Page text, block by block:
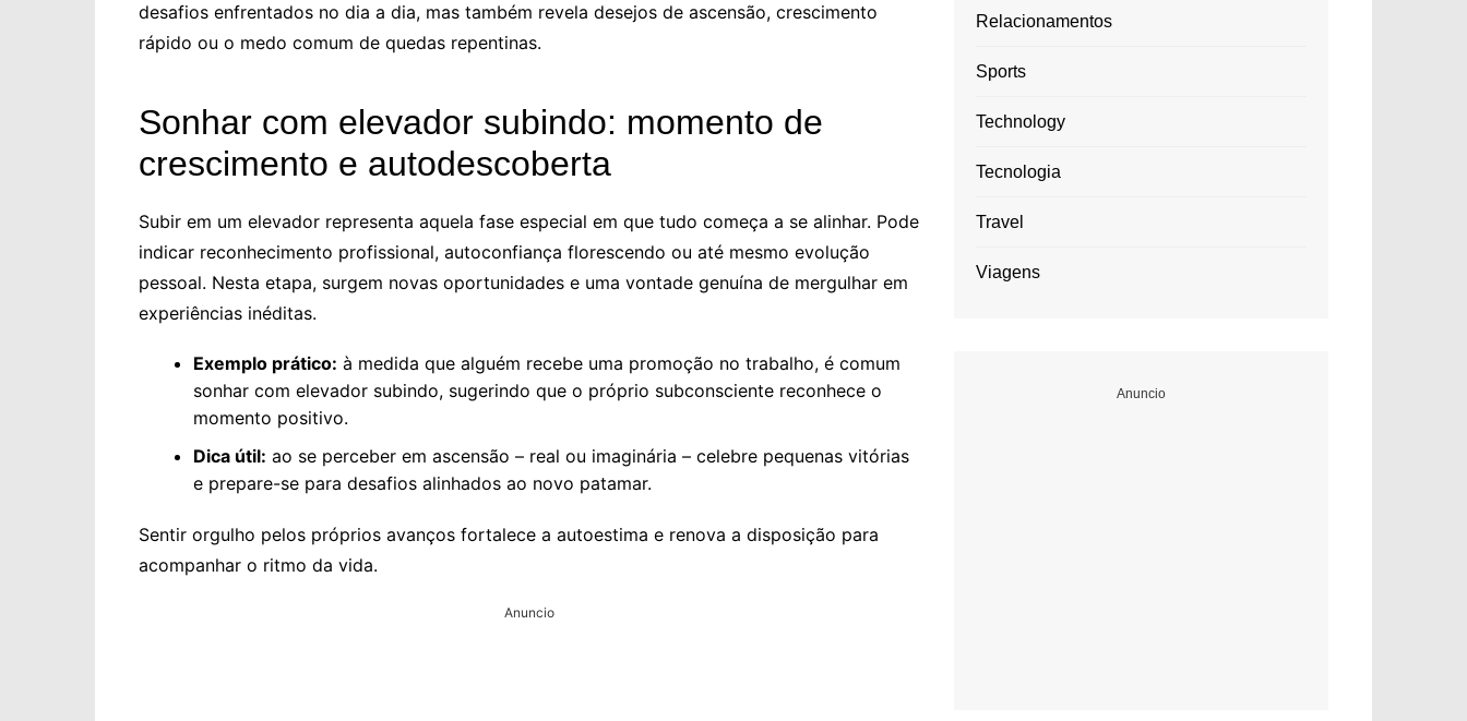
desafios enfrentados no dia a dia, mas também revela desejos de ascensão, crescimento
rápido ou o medo comum de quedas repentinas.
Sonhar com elevador subindo: momento de
crescimento e autodescoberta
Subir em um elevador representa aquela fase especial em que tudo começa a se alinhar. Pode
indicar reconhecimento profissional, autoconfiança florescendo ou até mesmo evolução
pessoal. Nesta etapa, surgem novas oportunidades e uma vontade genuína de mergulhar em
experiências inéditas.
Exemplo prático: à medida que alguém recebe uma promoção no trabalho, é comum
sonhar com elevador subindo, sugerindo que o próprio subconsciente reconhece o
momento positivo.
Dica útil: ao se perceber em ascensão – real ou imaginária – celebre pequenas vitórias
e prepare-se para desafios alinhados ao novo patamar.
Sentir orgulho pelos próprios avanços fortalece a autoestima e renova a disposição para
acompanhar o ritmo da vida.
Anuncio
Relacionamentos
Sports
Technology
Tecnologia
Travel
Viagens
Anuncio